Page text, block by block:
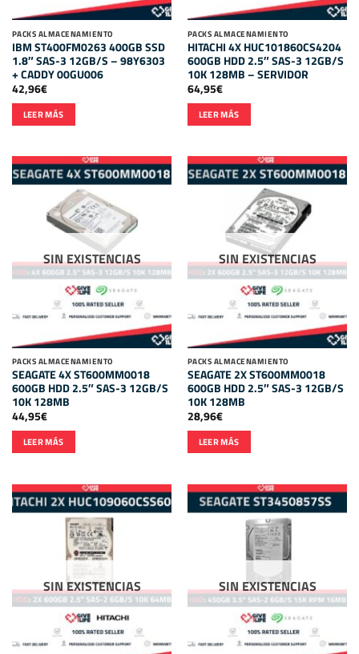
PACKS ALMACENAMIENTO
IBM ST400FM0263 400GB SSD
1.8″ SAS-3 12GB/S – 98Y6303
+ CADDY 00GU006
42,96€
LEER MÁS
PACKS ALMACENAMIENTO
HITACHI 4X HUC101860CS4204
600GB HDD 2.5″ SAS-3 12GB/S
10K 128MB – SERVIDOR
64,95€
LEER MÁS
SIN EXISTENCIAS
PACKS ALMACENAMIENTO
SEAGATE 4X ST600MM0018
600GB HDD 2.5″ SAS-3 12GB/S
10K 128MB
44,95€
LEER MÁS
SIN EXISTENCIAS
PACKS ALMACENAMIENTO
SEAGATE 2X ST600MM0018
600GB HDD 2.5″ SAS-3 12GB/S
10K 128MB
28,96€
LEER MÁS
SIN EXISTENCIAS SIN EXISTENCIAS